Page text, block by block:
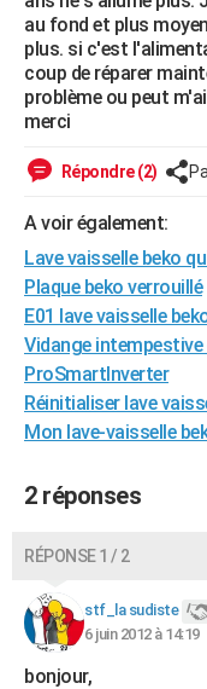
Forum
Aménagement intérieur
Extérieur
Cuisine
Salle de bains
Jardinage
Rangement
WEEK-END
Guides de France
Escapades
Patrimoine
Expositions
Musées
Week-end nature
LIFESTYLE
Alimentation
Guide de la santé
Maladies
Médicaments
Sommeil
Destinations
City break
Voyage nature
Voyage de noces
Forum
Climat
+
GUIDES D'ACHAT
BONS PLANS
CARTE DE VOEUX
Carte de Noël
Carte Bonne année
Carte Saint-Valentin
Carte Pâques
Carte d'anniversaire
DICTIONNAIRE
PROGRAMME TV
FORUM
Bricolage
Lifestyle
Culture
Sport
Auto
Television
Voyage
Cinema
au fond et plus
plus. si c'est
coup de réparer
problème ou peut
merci
Répondre (2)
A voir également:
Lave vaisselle beko
Plaque beko verrouillé
E01 lave vaisselle
Vidange intempestive
ProSmartInverter
Réinitialiser lave
Mon lave-vaisselle
2 réponses
RÉPONSE 1 / 2
stf_la sudiste
6 juin 2012 à 14:19
bonjour,